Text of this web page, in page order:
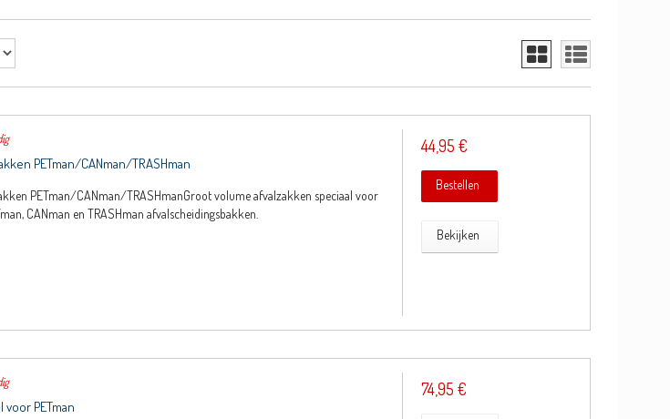
PETman/CANman/TRASHman
PETman/CANman/TRASHmanGroot volume afvalzakken speciaal voor
CANman en TRASHman afvalscheidingsbakken.
44,95 €
Bestellen
Bekijken
voor PETman
74,95 €